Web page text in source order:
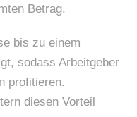
Betrag.
bis zu einem
sodass Arbeitgeber
profitieren.
diesen Vorteil